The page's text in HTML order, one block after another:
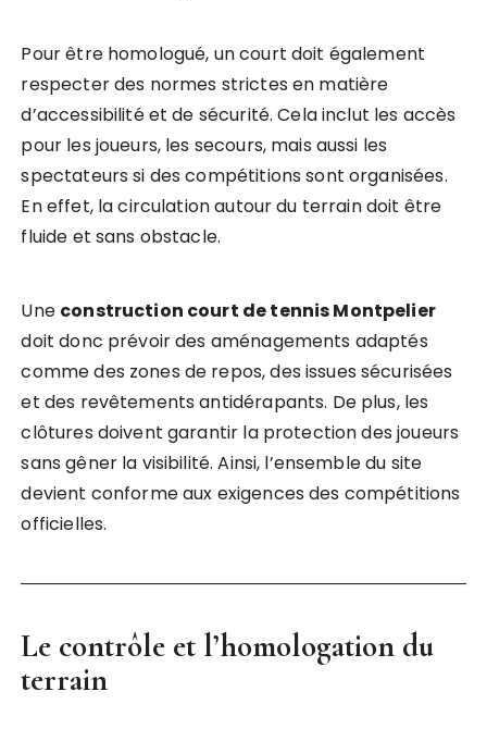
Pour être homologué, un court doit également
respecter des normes strictes en matière
d’accessibilité et de sécurité. Cela inclut les accès
pour les joueurs, les secours, mais aussi les
spectateurs si des compétitions sont organisées.
En effet, la circulation autour du terrain doit être
fluide et sans obstacle.
Une construction court de tennis Montpelier
doit donc prévoir des aménagements adaptés
comme des zones de repos, des issues sécurisées
et des revêtements antidérapants. De plus, les
clôtures doivent garantir la protection des joueurs
sans gêner la visibilité. Ainsi, l’ensemble du site
devient conforme aux exigences des compétitions
officielles.
Le contrôle et l’homologation du
terrain